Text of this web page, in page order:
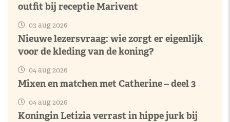
outfit bij receptie Marivent
03 aug 2026
Nieuwe lezersvraag: wie zorgt er eigenlijk
voor de kleding van de koning?
04 aug 2026
Mixen en matchen met Catherine – deel 3
04 aug 2026
Koningin Letizia verrast in hippe jurk bij